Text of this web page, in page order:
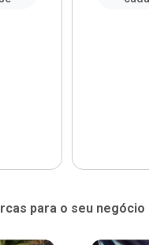
para o seu negócio